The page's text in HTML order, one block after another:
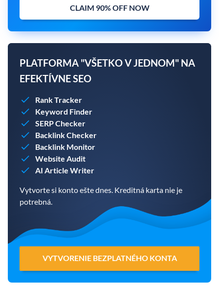
CLAIM 90% OFF NOW
PLATFORMA "VŠETKO V JEDNOM" NA
EFEKTÍVNE SEO
Rank Tracker
Keyword Finder
SERP Checker
Backlink Checker
Backlink Monitor
Website Audit
AI Article Writer
Vytvorte si konto ešte dnes. Kreditná karta nie je
potrebná.
VYTVORENIE BEZPLATNÉHO KONTA